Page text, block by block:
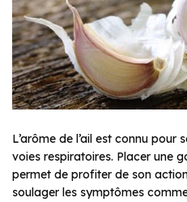
L’arôme de l’ail est connu pour
voies respiratoires. Placer une
permet de profiter de son
soulager les symptômes